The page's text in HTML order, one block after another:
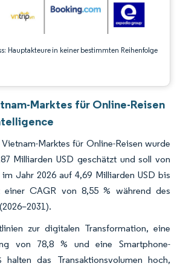
Hauptakteure in keiner bestimmten Reihenfolge
Marktes für Online-Reisen
Marktes für Online-Reisen wurde
Milliarden USD geschätzt und soll von
Jahr 2026 auf 4,69 Milliarden USD bis
einer CAGR von 8,55 % während des
zur digitalen Transformation, eine
von 78,8 % und eine Smartphone-
das Transaktionsvolumen hoch,